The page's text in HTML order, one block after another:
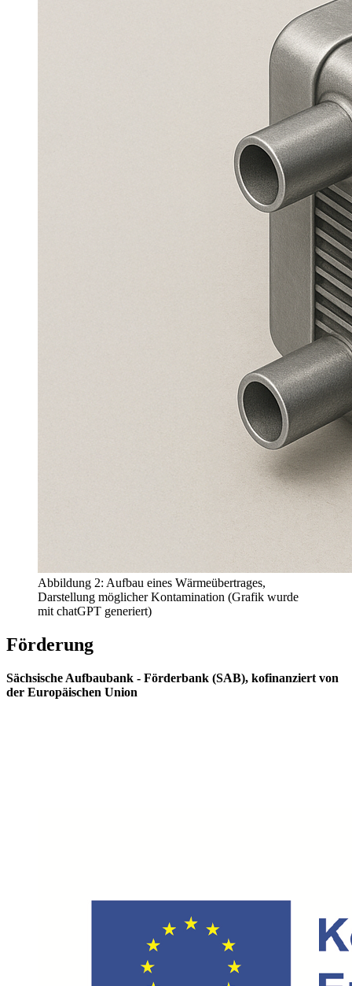
Abbildung 2: Aufbau eines Wärmeübertrages,
Darstellung möglicher Kontamination (Grafik wurde
mit chatGPT generiert)
Förderung
Sächsische Aufbaubank - Förderbank (SAB), kofinanziert von
der Europäischen Union